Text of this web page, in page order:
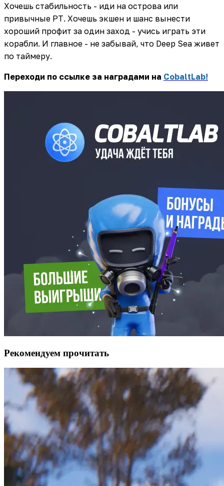
Хочешь стабильность - иди на острова или
привычные РТ. Хочешь экшен и шанс вынести
хороший профит за один заход - учись играть эти
корабли. И главное - не забывай, что Deep Sea живет
по таймеру.
Переходи по ссылке за наградами на CobaltLab!
Рекомендуем прочитать